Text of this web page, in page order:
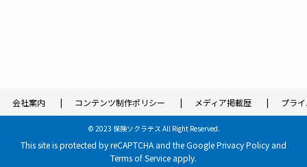
会社案内 コンテンツ制作ポリシー メディア掲載歴 プラ
© 2023 保険ソクラテス All Right Reserved.
This site is protected by reCAPTCHA and the GooglePrivacy Policy and
Terms of Service apply.